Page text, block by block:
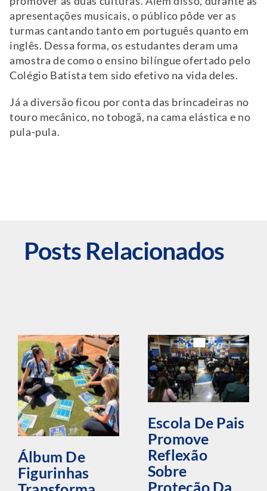
apresentações musicais, o público pôde ver as
turmas cantando tanto em português quanto em
inglês. Dessa forma, os estudantes deram uma
amostra de como o ensino bilíngue ofertado pelo
Colégio Batista tem sido efetivo na vida deles.
Já a diversão ficou por conta das brincadeiras no
touro mecânico, no tobogã, na cama elástica e no
pula-pula.
Posts Relacionados
Álbum De
Figurinhas
Escola De Pais
Promove
Reflexão
Sobre
Proteção Da